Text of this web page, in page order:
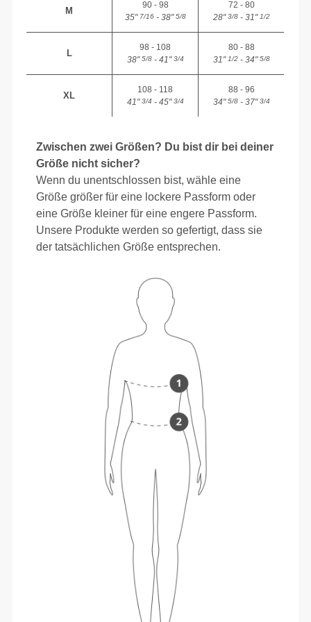
M
90 - 98
35"7/16- 38"5/8
72 - 80
28"3/8- 31"1/2
L
98 - 108
38"5/8- 41"3/4
80 - 88
31"1/2- 34"5/8
XL
108 - 118
41"3/4 - 45"3/4
88 - 96
34"5/8- 37"3/4
Zwischen zwei Größen? Du bist dir bei deiner
Größe nicht sicher?
Wenn du unentschlossen bist, wähle eine
Größe größer für eine lockere Passform oder
eine Größe kleiner für eine engere Passform.
Unsere Produkte werden so gefertigt, dass sie
der tatsächlichen Größe entsprechen.